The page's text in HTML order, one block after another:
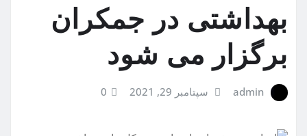
بهداشتی در جمکران
برگزار می شود
admin سپتامبر 29, 2021 0